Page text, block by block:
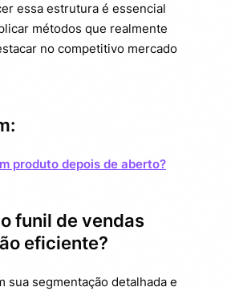
essa estrutura é essencial
métodos que realmente
no competitivo mercado
produto depois de aberto?
funil de vendas
eficiente?
sua segmentação detalhada e